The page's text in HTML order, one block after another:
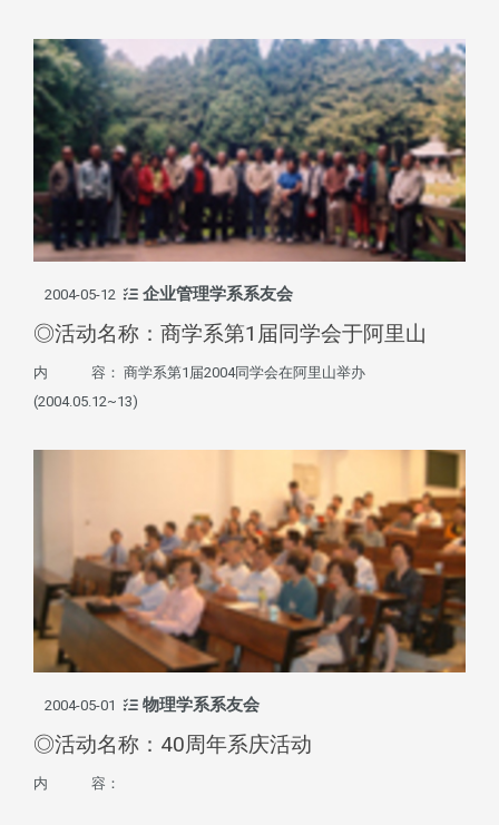
2004-05-12 企业管理学系系友会
◎活动名称：商学系第1届同学会于阿里山
内 容： 商学系第1届2004同学会在阿里山举办
(2004.05.12~13)
2004-05-01 物理学系系友会
◎活动名称：40周年系庆活动
内 容：